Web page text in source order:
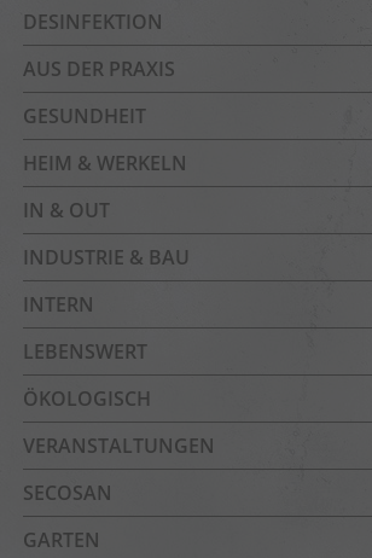
DESINFEKTION
AUS DER PRAXIS
GESUNDHEIT
HEIM & WERKELN
IN & OUT
INDUSTRIE & BAU
INTERN
LEBENSWERT
ÖKOLOGISCH
VERANSTALTUNGEN
SECOSAN
GARTEN